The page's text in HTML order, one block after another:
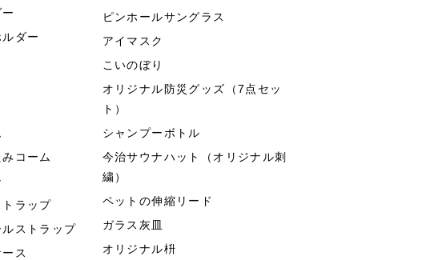
ダー
コーム
ラップ
ストラップ
ス
ピンホールサングラス
アイマスク
こいのぼり
オリジナル防災グッズ（7点セッ
ト）
シャンプーボトル
今治サウナハット（オリジナル刺
繍）
ペットの伸縮リード
ガラス灰皿
オリジナル枡